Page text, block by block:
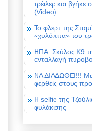
τρέιλερ και βγήκε
(Video)
Το φλερτ της
«χυλόπιτα» του
ΗΠΑ: Σκύλος Κ9
ανταλλαγή
ΝΑ ΔΙΑΔΩΘΕΙ!!! Με
φερθείς στους
Η selfie της
φυλάκισης